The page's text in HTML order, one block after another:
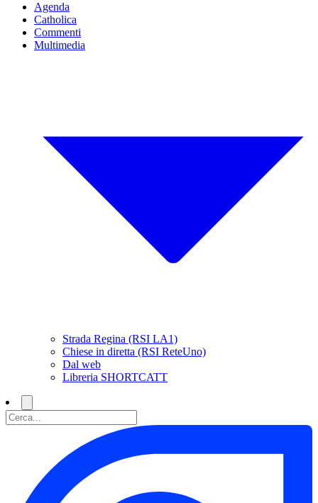
Agenda
Catholica
Commenti
Multimedia
Strada Regina (RSI LA1)
Chiese in diretta (RSI ReteUno)
Dal web
Libreria SHORTCATT